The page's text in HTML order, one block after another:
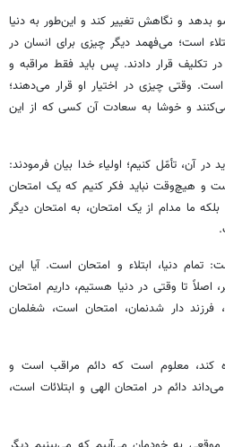
و نگاهش تغییر کند و این‌طور به دنیا
است؛ می‌فهمد دیگر چیزی برای انسان در
تکلیف قرار دادند. پس باید فقط مراقبه و
وقتی چیزی در اختیار او قرار می‌دهند؛
می‌کنند و خوشا به سعادت آن کسی که از این
آن، تأمّل کنیم؛ اولیاء خدا بیان فرمودند:
است و هیچ‌وقت نباید فکر کنیم که یک امتحان
ما مدام از یک امتحان، به امتحان دیگر
دنیا، ابتلاء و امتحان است. آیا این
اصلاً تا وقتی در دنیا هستیم، داریم امتحان
فرزند دار شدنمان، امتحان است، شغلمان
کند، معلوم است که دائم مراقب است و
دائم در امتحان الهی و ابتلائات است،